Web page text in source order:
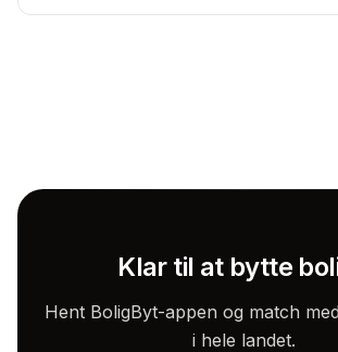
Klar til at bytte
Hent BoligByt-appen og match
i hele landet.